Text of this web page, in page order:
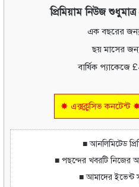
প্রিমিয়াম নিউজ
এক বছরের
ছয় মাসের
বার্ষিক প্যাকেজে
✸ এক্সক্লুসিভ কনটেন্ট
■ আনলিমিটেড
■ পছন্দের খবরটি নিজের
■ আমাদের ইভেন্ট